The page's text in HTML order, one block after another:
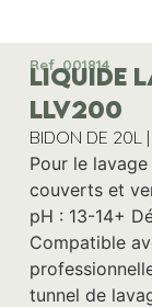
Ref. 001814
LIQUIDE
LLV200
BIDON DE 20L
Pour le
couverts et
pH : 13-14+
Compatible
tunnel de